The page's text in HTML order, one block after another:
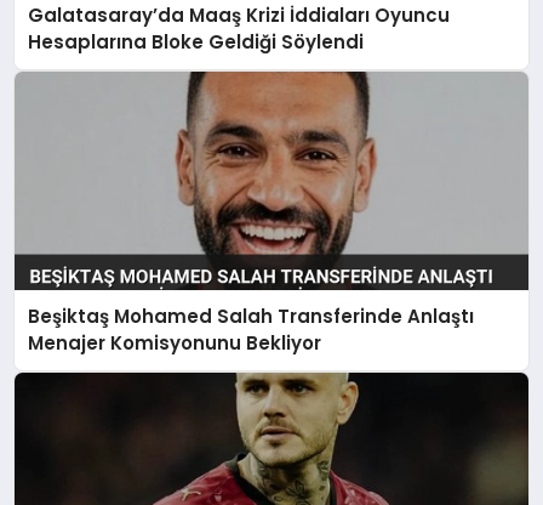
Galatasaray’da Maaş Krizi İddiaları Oyuncu
Hesaplarına Bloke Geldiği Söylendi
Beşiktaş Mohamed Salah Transferinde Anlaştı
Menajer Komisyonunu Bekliyor